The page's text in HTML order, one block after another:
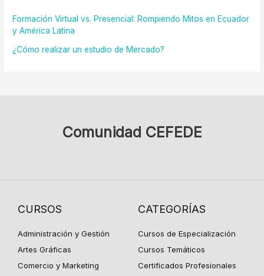
Formación Virtual vs. Presencial: Rompiendo Mitos en Ecuador
y América Latina
¿Cómo realizar un estudio de Mercado?
Comunidad CEFEDE
CURSOS
Administración y Gestión
Artes Gráficas
Comercio y Marketing
CATEGORÍAS
Cursos de Especialización
Cursos Temáticos
Certificados Profesionales